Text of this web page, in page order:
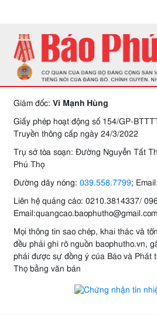
Giám đốc: Vi Mạnh Hùng
Giấy phép hoạt động số 154/GP-
Truyền thông cấp ngày 24/3/2022
Trụ sở tòa soạn: Đường Nguyễn Tất
Phú Thọ
Đường dây nóng: 039.558.7799;
Liên hệ quảng cáo: 0210.3814337/
Email:quangcao.baophutho@gmail.com
Mọi thông tin sao chép, khai thác và
đều phải ghi rõ nguồn baophutho.vn,
phải được sự đồng ý của Báo và Phát
Thọ bằng văn bản